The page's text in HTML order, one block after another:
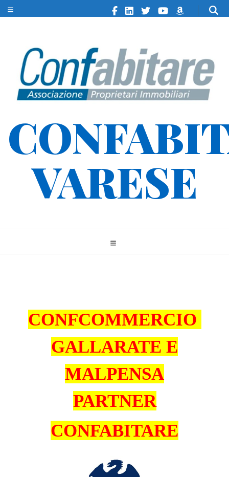
VARESE
CONFCOMMERCIO
GALLARATE E
MALPENSA
PARTNER
CONFABITARE